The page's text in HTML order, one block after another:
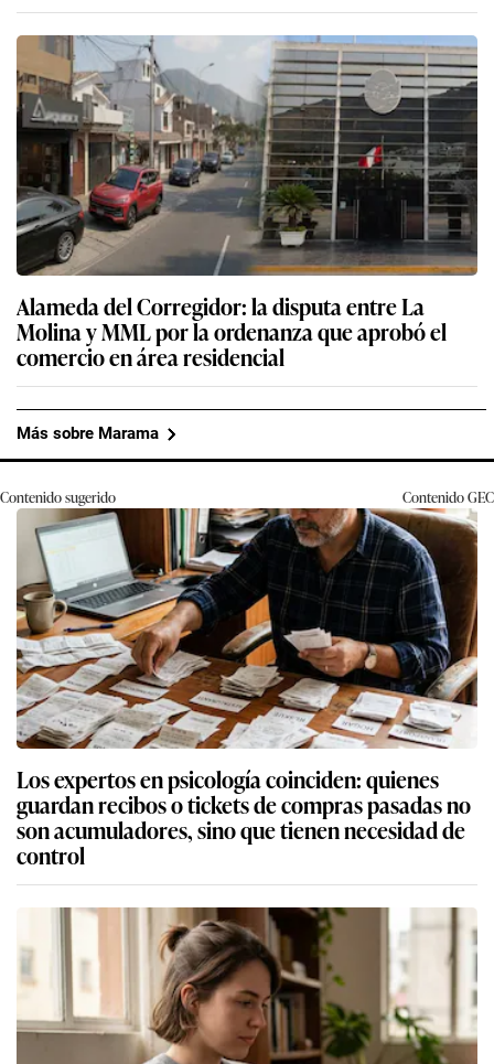
Alameda del Corregidor: la disputa entre La
Molina y MML por la ordenanza que aprobó el
comercio en área residencial
Más sobre Marama
Contenido sugerido ContenidoGEC
Los expertos en psicología coinciden: quienes
guardan recibos o tickets de compras pasadas no
son acumuladores, sino que tienen necesidad de
control